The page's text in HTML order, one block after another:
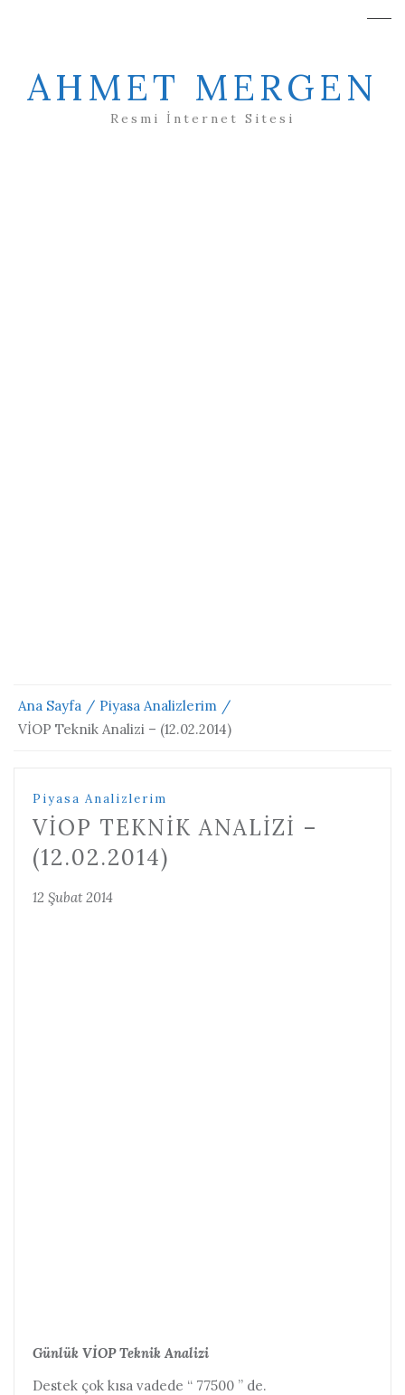
AHMET MERGEN
Resmi İnternet Sitesi
Ana Sayfa
Piyasa Analizlerim
VİOP Teknik Analizi – (12.02.2014)
Piyasa Analizlerim
VİOP TEKNIK ANALIZI –
(12.02.2014)
12 Şubat 2014
Günlük VİOP Teknik Analizi
Destek çok kısa vadede “ 77500 ” de.